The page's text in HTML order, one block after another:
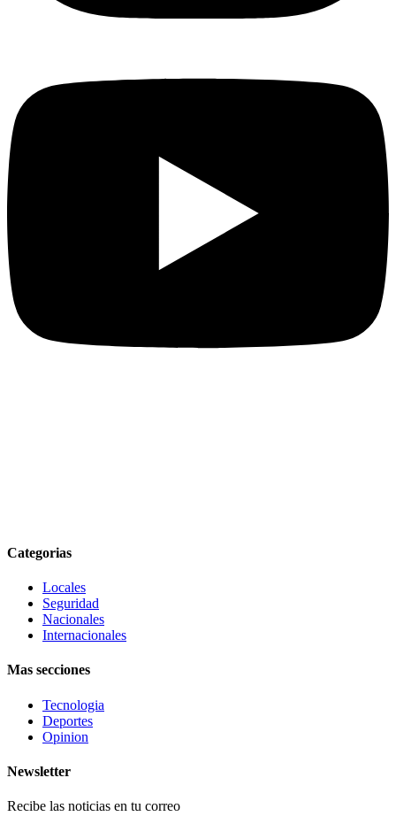
Categorias
Locales
Seguridad
Nacionales
Internacionales
Mas secciones
Tecnologia
Deportes
Opinion
Newsletter
Recibe las noticias en tu correo